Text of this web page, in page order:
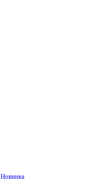
Новинка